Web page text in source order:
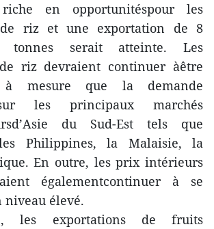
en opportunitéspour les
de riz et une exportation de 8
tonnes serait atteinte. Les
riz devraient continuer àêtre
à mesure que la demande
les principaux marchés
du Sud-Est tels que
les Philippines, la Malaisie, la
En outre, les prix intérieurs
égalementcontinuer à se
niveau élevé.
les exportations de fruits